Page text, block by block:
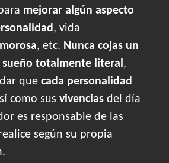
mejorar algún aspecto
, vida
, etc. Nunca cojas un
sueño totalmente literal,
que cada personalidad
como sus vivencias del día
es responsable de las
según su propia